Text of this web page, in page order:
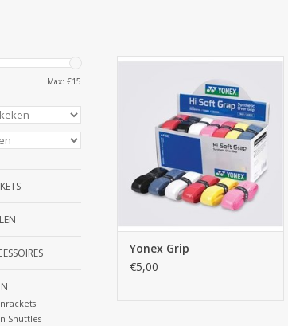
Max: €15
Shuttles
Yonex Grip
TOEVOEGEN AAN WINKELWAGEN
Yonex Grip
€5,00